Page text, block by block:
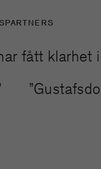
fått klarhet i